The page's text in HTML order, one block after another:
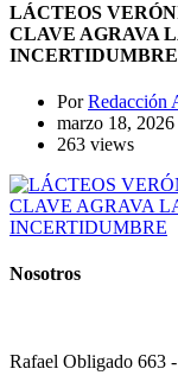
LÁCTEOS
CLAVE AGRAVA
INCERTIDUMBRE
PorRedacción
marzo 18, 2026
263 views
Nosotros
Rafael Obligado 663